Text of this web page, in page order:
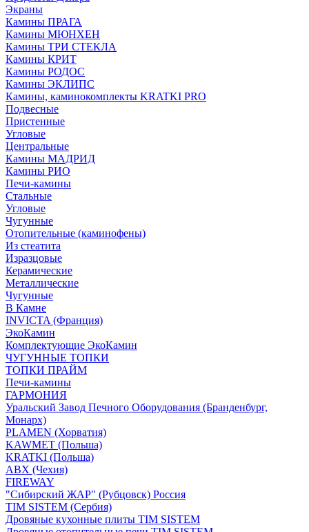
Экраны
Камины ПРАГА
Камины МЮНХЕН
Камины ТРИ СТЕКЛА
Камины КРИТ
Камины РОДОС
Камины ЭКЛИПС
Камины, каминокомплекты KRATKI PRO
Подвесные
Пристенные
Угловые
Центральные
Камины МАДРИД
Камины РИО
Печи-камины
Стальные
Угловые
Чугунные
Отопительные (каминофены)
Из стеатита
Изразцовые
Керамические
Металлические
Чугунные
В Камне
INVICTA (Франция)
ЭкоКамин
Комплектующие ЭкоКамин
ЧУГУННЫЕ ТОПКИ
ТОПКИ ПРАЙМ
Печи-камины
ГАРМОНИЯ
Уральский Завод Печного Оборудования (Бранденбург,
Монарх)
PLAMEN (Хорватия)
KAWMET (Польша)
KRATKI (Польша)
ABX (Чехия)
FIREWAY
"Сибирский ЖАР" (Рубцовск) Россия
TIM SISTEM (Сербия)
Дровяные кухонные плиты TIM SISTEM